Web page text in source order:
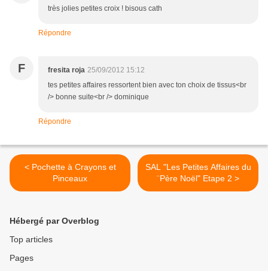
très jolies petites croix ! bisous cath
Répondre
F fresita roja 25/09/2012 15:12
tes petites affaires ressortent bien avec ton choix de tissus<br
/> bonne suite<br /> dominique
Répondre
< Pochette à Crayons et
Pinceaux
SAL "Les Petites Affaires du
¨Père Noël" Etape 2 >
Hébergé par Overblog
Top articles
Pages